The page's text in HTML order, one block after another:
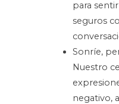
para
seguros
Sonríe,
Nuestro
negativo,